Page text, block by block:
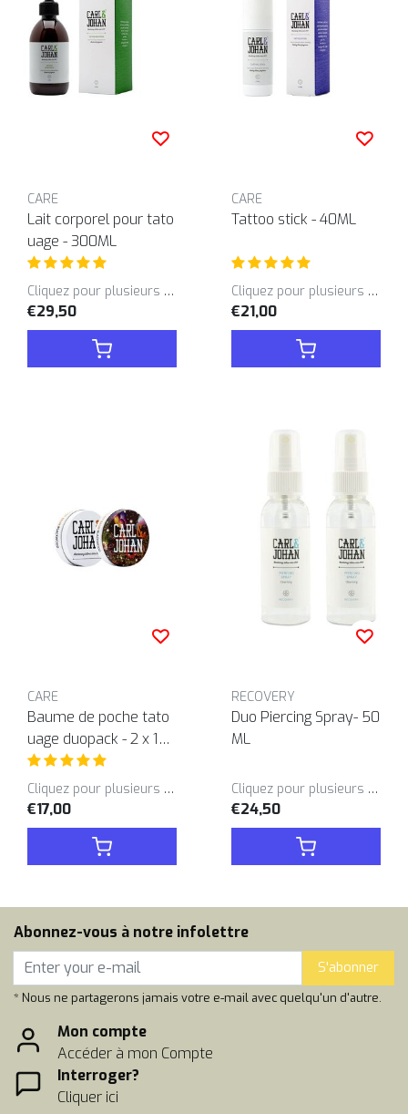
CARE
Lait corporel pour tato
uage - 300ML
Cliquez pour plusieurs variantes
€29,50
CARE
Tattoo stick - 40ML
Cliquez pour plusieurs variantes
€21,00
CARE
Baume de poche tato
uage duopack - 2 x 12
ML
Cliquez pour plusieurs variantes
€17,00
RECOVERY
Duo Piercing Spray- 50
ML
Cliquez pour plusieurs variantes
€24,50
Abonnez-vous à notre infolettre
S'abonner
* Nous ne partagerons jamais votre e-mail avec quelqu'un d'autre.
Mon compte
Accéder à mon Compte
Interroger?
Cliquer ici